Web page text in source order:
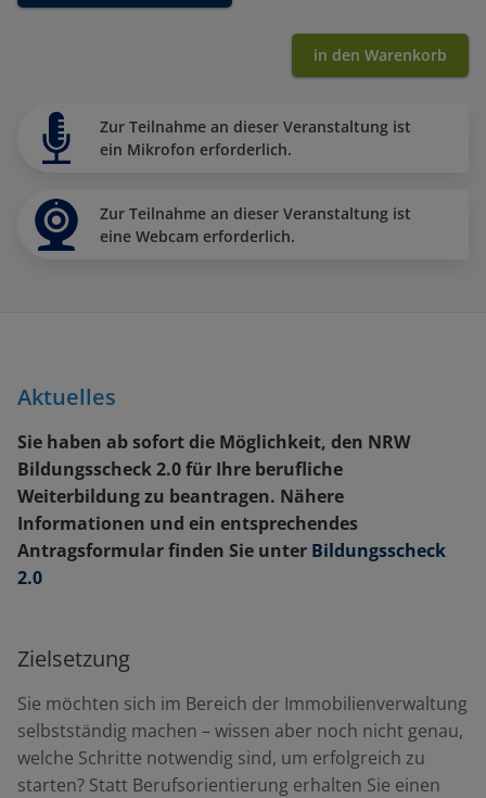
in den Warenkorb
Zur Teilnahme an dieser Veranstaltung ist
ein Mikrofon erforderlich.
Zur Teilnahme an dieser Veranstaltung ist
eine Webcam erforderlich.
Aktuelles
Sie haben ab sofort die Möglichkeit, den NRW
Bildungsscheck 2.0 für Ihre berufliche
Weiterbildung zu beantragen. Nähere
Informationen und ein entsprechendes
Antragsformular finden Sie unter Bildungsscheck
2.0
Zielsetzung
Sie möchten sich im Bereich der Immobilienverwaltung
selbstständig machen – wissen aber noch nicht genau,
welche Schritte notwendig sind, um erfolgreich zu
starten? Statt Berufsorientierung erhalten Sie einen